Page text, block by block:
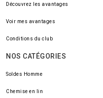
Découvrez les avantages
Voir mes avantages
Conditions du club
NOS CATÉGORIES
Soldes Homme
Chemise en lin